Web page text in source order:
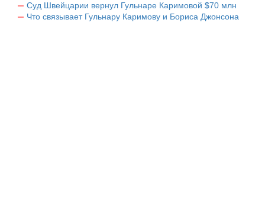
Суд Швейцарии вернул Гульнаре Каримовой $70 млн
Что связывает Гульнару Каримову и Бориса Джонсона